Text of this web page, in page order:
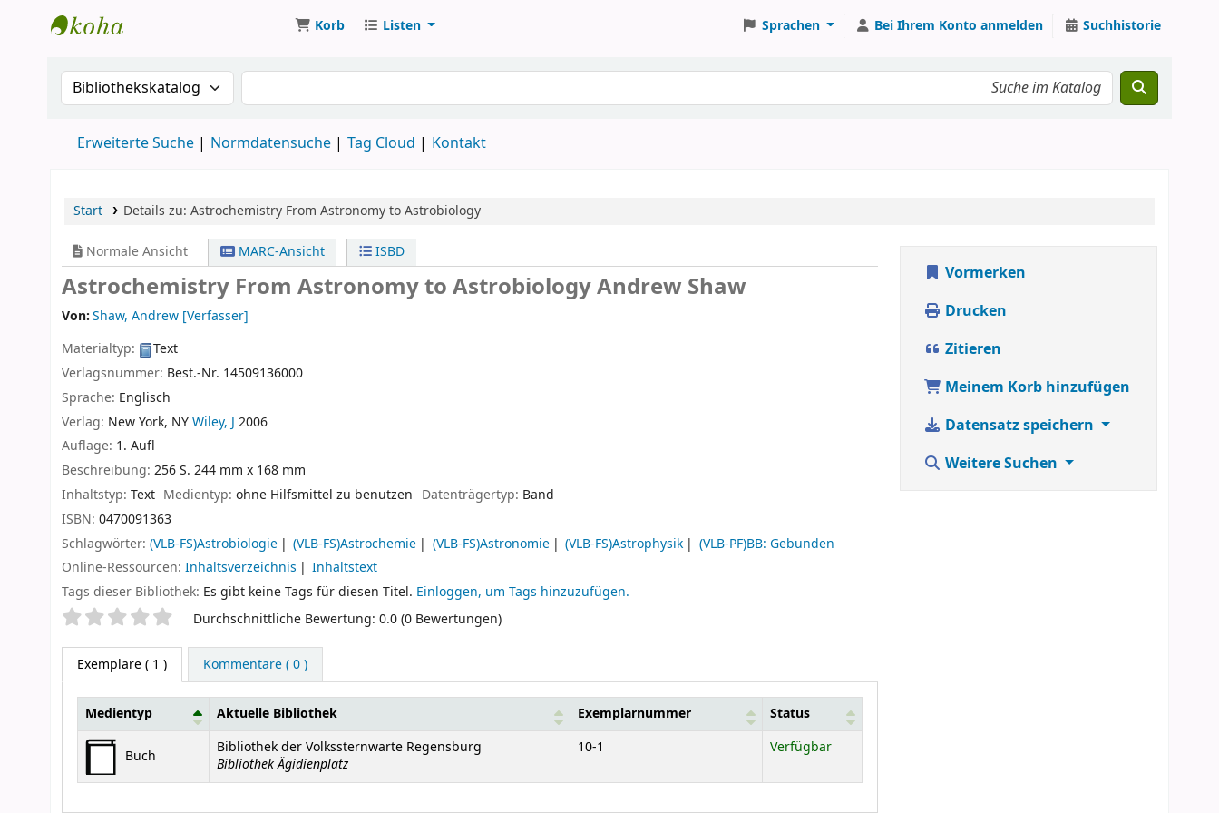
Korb Listen Sprachen Bei Ihrem Konto anmelden Suchhistorie
Suche im Katalog nach:Suche im Katalog
Erweiterte Suche Normdatensuche Tag Cloud Kontakt
Start Details zu: Astrochemistry From Astronomy to Astrobiology
Normale Ansicht MARC-Ansicht ISBD
Astrochemistry From Astronomy to AstrobiologyAndrew Shaw
Von:Shaw, Andrew [Verfasser]
Materialtyp:
Text
Verlagsnummer: Best.-Nr. 14509136000
Sprache: Englisch
Verlag: New York, NYWiley, J 2006
Auflage: 1. Aufl
Beschreibung: 256 S. 244 mm x 168 mm
Inhaltstyp: Text Medientyp:ohne Hilfsmittel zu benutzen Datenträgertyp: Band
ISBN: 0470091363
Schlagwörter: (VLB-FS)Astrobiologie (VLB-FS)Astrochemie (VLB-FS)Astronomie (VLB-FS)Astrophysik
(VLB-PF)BB: Gebunden
Online-Ressourcen: Inhaltsverzeichnis
Inhaltstext
Tags dieser Bibliothek: Es gibt keine Tags für diesen Titel. Einloggen, um Tags hinzuzufügen.
SternchenbewertungDurchschnittliche Bewertung: 0.0 (0 Bewertungen)
Exemplare( 1 ) Kommentare ( 0 )
Exemplare
Medientyp Aktuelle Bibliothek Exemplarnummer Status
Buch Bibliothek der Volkssternwarte Regensburg
Bibliothek Ägidienplatz
10-1 Verfügbar
Vormerken
Drucken
Zitieren
Meinem Korb hinzufügen
Datensatz speichern
Weitere Suchen